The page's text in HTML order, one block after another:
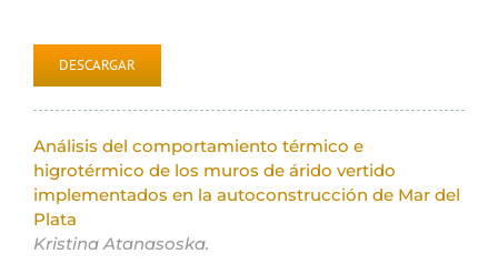
DESCARGAR
Análisis del comportamiento térmico e
higrotérmico de los muros de árido vertido
implementados en la autoconstrucción de Mar del
Plata
Kristina Atanasoska.